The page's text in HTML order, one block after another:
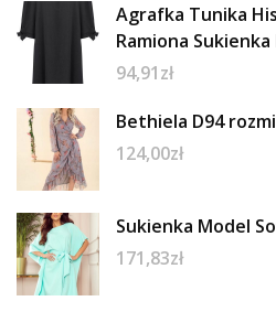
Agrafka Tunika
Ramiona Sukienka
94,91zł
Bethiela D94
124,00zł
Sukienka Model
171,83zł